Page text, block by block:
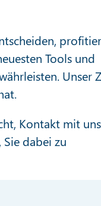
Tools und
Unser
Kontakt mit uns
dabei zu